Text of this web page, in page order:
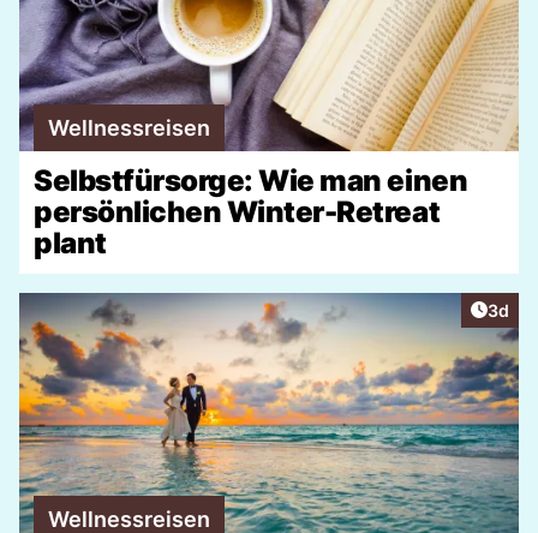
Wellnessreisen
Selbstfürsorge: Wie man einen
persönlichen Winter-Retreat
plant
3d
Wellnessreisen